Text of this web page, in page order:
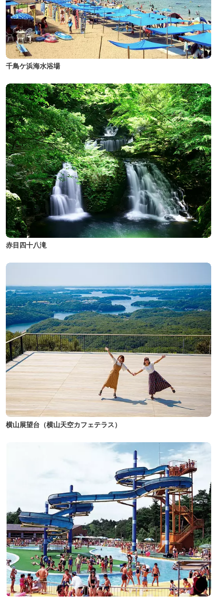
千鳥ケ浜海水浴場
赤目四十八滝
横山展望台（横山天空カフェテラス）